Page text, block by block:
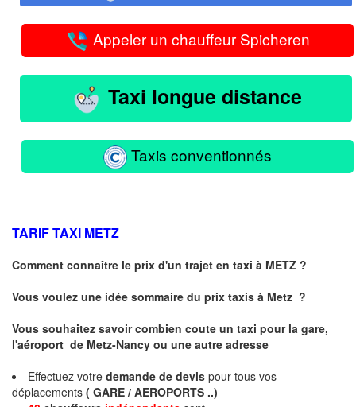
Appeler un chauffeur Spicheren
Taxi longue distance
Taxis conventionnés
TARIF TAXI METZ
Comment connaître le prix d'un trajet en taxi à METZ ?
Vous voulez une idée sommaire du prix taxis à Metz ?
Vous souhaitez savoir combien coute un taxi pour la gare,
l'aéroport de Metz-Nancy ou une autre adresse
Effectuez votre demande de devis pour tous vos
déplacements ( GARE / AEROPORTS ..)